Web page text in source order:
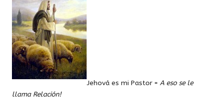
Jehová es mi Pastor = A eso se le
llama Relación!